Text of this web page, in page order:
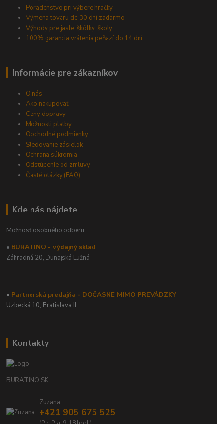
Poradenstvo pri výbere hračky
Výmena tovaru do 30 dní zadarmo
Výhody pre jasle, škôlky, školy
100% garancia vrátenia peňazí do 14 dní
Informácie pre zákazníkov
O nás
Ako nakupovať
Ceny dopravy
Možnosti platby
Obchodné podmienky
Sledovanie zásielok
Ochrana súkromia
Odstúpenie od zmluvy
Časté otázky (FAQ)
Kde nás nájdete
Možnosť osobného odberu:
• BURATINO - výdajný sklad
Záhradná 20, Dunajská Lužná
• Partnerská predajňa - DOČASNE MIMO PREVÁDZKY
Uzbecká 10, Bratislava II.
Kontakty
BURATINO.SK
Zuzana
+421 905 675 525